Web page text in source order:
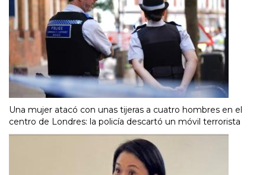
Una mujer atacó con unas tijeras a cuatro hombres en el
centro de Londres: la policía descartó un móvil terrorista